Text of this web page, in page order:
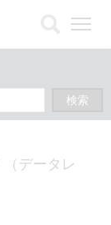
メ
を
開
（データレ